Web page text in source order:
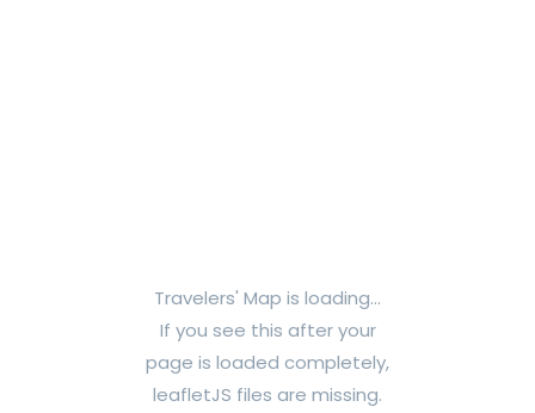
Travelers' Map is loading...
If you see this after your
page is loaded completely,
leafletJS files are missing.